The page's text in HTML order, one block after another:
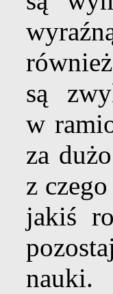
są
w
za
z
jakiś
nauki.